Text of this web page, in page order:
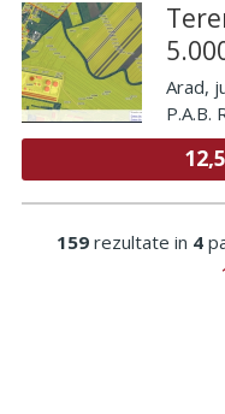
Arad,
P.A.B.
159 rezultate in 4